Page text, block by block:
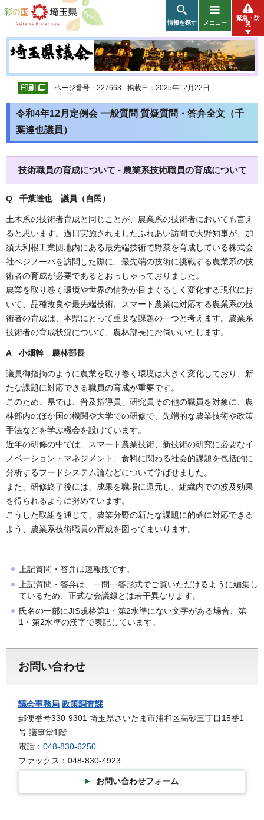
彩の国 埼玉県
情報を探す メニュー
緊急・防
災
ページ番号：227663 掲載日：2025年12月22日
令和4年12月定例会 一般質問 質疑質問・答弁全文（千
葉達也議員）
技術職員の育成について - 農業系技術職員の育成について
Q 千葉達也 議員（自民）
土木系の技術者育成と同じことが、農業系の技術者においても言え
ると思います。過日実施されましたふれあい訪問で大野知事が、加
須大利根工業団地内にある最先端技術で野菜を育成している株式会
社ベジノーバを訪問した際に、最先端の技術に挑戦する農業系の技
術者の育成が必要であるとおっしゃっておりました。
農業を取り巻く環境や世界の情勢が目まぐるしく変化する現代にお
いて、品種改良や最先端技術、スマート農業に対応する農業系の技
術者の育成は、本県にとって重要な課題の一つと考えます。農業系
技術者の育成状況について、農林部長にお伺いいたします。
A 小畑幹 農林部長
議員御指摘のように農業を取り巻く環境は大きく変化しており、新
たな課題に対応できる職員の育成が重要です。
このため、県では、普及指導員、研究員その他の職員を対象に、農
林部内のほか国の機関や大学での研修で、先端的な農業技術や政策
手法などを学ぶ機会を設けています。
近年の研修の中では、スマート農業技術、新技術の研究に必要なイ
ノベーション・マネジメント、食料に関わる社会的課題を包括的に
分析するフードシステム論などについて学ばせました。
また、研修終了後には、成果を職場に還元し、組織内での波及効果
を得られるように努めています。
こうした取組を通じて、農業分野の新たな課題に的確に対応できる
よう、農業系技術職員の育成を図ってまいります。
上記質問・答弁は速報版です。
上記質問・答弁は、一問一答形式でご覧いただけるように編集し
ているため、正式な会議録とは若干異なります。
氏名の一部にJIS規格第1・第2水準にない文字がある場合、第
1・第2水準の漢字で表記しています。
お問い合わせ
議会事務局 政策調査課
郵便番号330-9301 埼玉県さいたま市浦和区高砂三丁目15番1
号 議事堂1階
電話： 048-830-6250
ファックス：048-830-4923
お問い合わせフォーム